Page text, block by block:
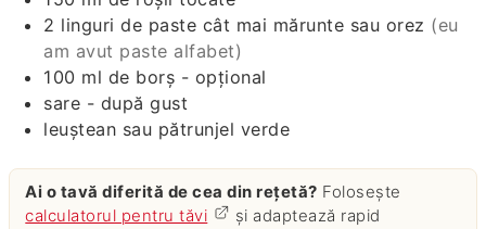
2 linguri de paste cât mai mărunte sau orez (eu
am avut paste alfabet)
100 ml de borş - opţional
sare - după gust
leuştean sau pătrunjel verde
Ai o tavă diferită de cea din rețetă? Folosește
calculatorul pentru tăvi
și adaptează rapid